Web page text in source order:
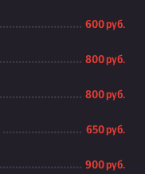
600 руб.
800 руб.
800 руб.
650 руб.
900 руб.